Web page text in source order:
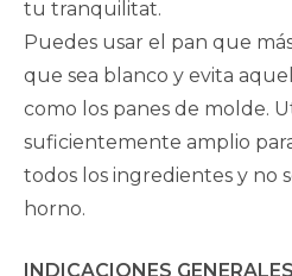
tu tranquilitat.
Puedes usar el pan que
que sea blanco y evita
como los panes de molde.
suficientemente amplio
todos los ingredientes y no
horno.
INDICACIONES GENERALES